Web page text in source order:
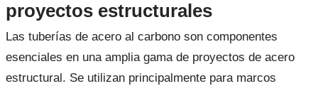
proyectos estructurales
Las tuberías de acero al carbono son componentes
esenciales en una amplia gama de proyectos de acero
estructural. Se utilizan principalmente para marcos